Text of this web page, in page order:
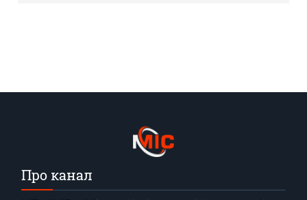
Про канал